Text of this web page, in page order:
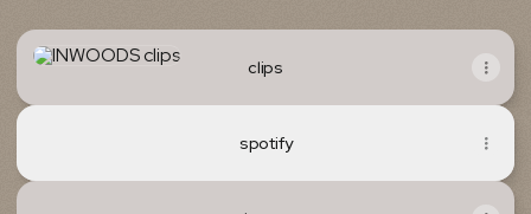
clips
clips
spotify